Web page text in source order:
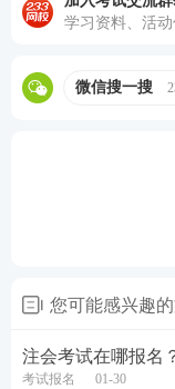
学习资料、活
微信搜一搜
您可能感兴趣
注会考试在哪报名
考试报名 01-30